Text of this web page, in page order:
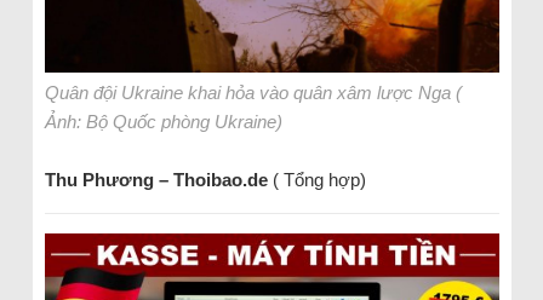
Quân đội Ukraine khai hỏa vào quân xâm lược Nga (
Ảnh: Bộ Quốc phòng Ukraine)
Thu Phương – Thoibao.de( Tổng hợp)